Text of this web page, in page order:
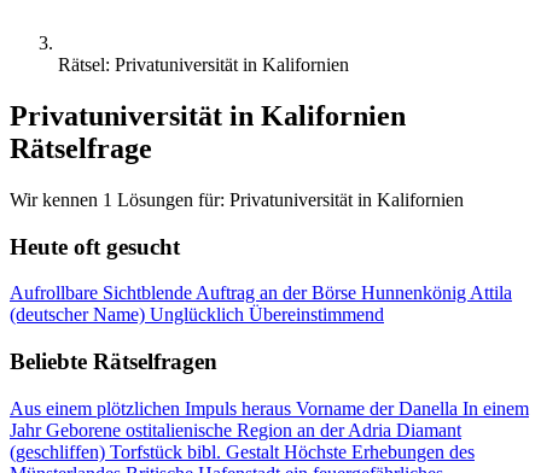
Rätsel: Privatuniversität in Kalifornien
Privatuniversität in Kalifornien
Rätselfrage
Wir kennen 1 Lösungen für: Privatuniversität in Kalifornien
Heute oft gesucht
Aufrollbare Sichtblende Auftrag an der Börse Hunnenkönig Attila
(deutscher Name) Unglücklich Übereinstimmend
Beliebte Rätselfragen
Aus einem plötzlichen Impuls heraus Vorname der Danella In einem
Jahr Geborene ostitalienische Region an der Adria Diamant
(geschliffen) Torfstück bibl. Gestalt Höchste Erhebungen des